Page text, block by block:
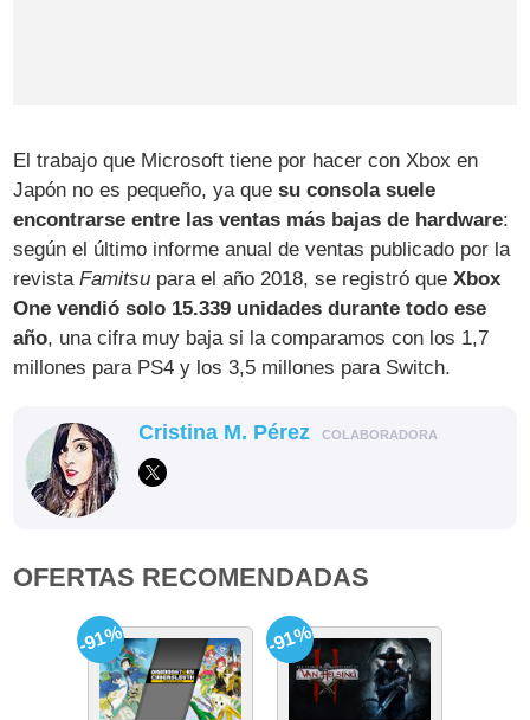
El trabajo que Microsoft tiene por hacer con Xbox en
Japón no es pequeño, ya quesu consola suele
encontrarse entre las ventas más bajas de hardware:
según el último informe anual de ventas publicado por la
revistaFamitsu para el año 2018, se registró queXbox
One vendió solo 15.339 unidades durante todo ese
año, una cifra muy baja si la comparamos con los 1,7
millones para PS4 y los 3,5 millones para Switch.
Cristina M. Pérez COLABORADORA
OFERTAS RECOMENDADAS
-91% -91%